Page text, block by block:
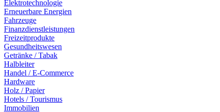
Elektrotechnologie
Erneuerbare Energien
Fahrzeuge
Finanzdienstleistungen
Freizeitprodukte
Gesundheitswesen
Getränke / Tabak
Halbleiter
Handel / E-Commerce
Hardware
Holz / Papier
Hotels / Tourismus
Immobilien